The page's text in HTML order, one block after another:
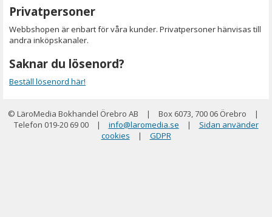
Privatpersoner
Webbshopen är enbart för våra kunder. Privatpersoner hänvisas till
andra inköpskanaler.
Saknar du lösenord?
Beställ lösenord här!
© LäroMedia Bokhandel Örebro AB | Box 6073, 700 06 Örebro
|
Telefon 019-20 69 00
| info@laromedia.se |
Sidan använder
cookies
| GDPR